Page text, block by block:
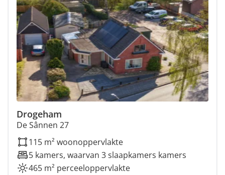
Drogeham
De Sânnen 27
115 m² woonoppervlakte
5 kamers, waarvan 3 slaapkamers kamers
465 m² perceeloppervlakte